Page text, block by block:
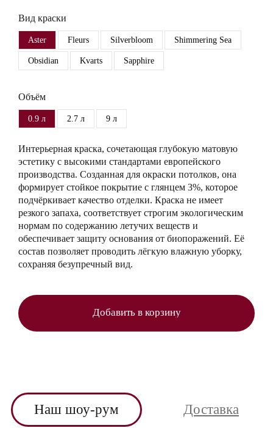
Вид краски
Aster Fleurs Silverbloom Shimmering Sea
Obsidian Kvarts Sapphire
Объём
0.9 л 2.7 л 9 л
Интерьерная краска, сочетающая глубокую матовую
эстетику с высокими стандартами европейского
производства. Созданная для окраски потолков, она
формирует стойкое покрытие с глянцем 3%, которое
подчёркивает качество отделки. Краска не имеет
резкого запаха, соответствует строгим экологическим
нормам по содержанию летучих веществ и
обеспечивает защиту основания от биопоражений. Её
состав позволяет проводить лёгкую влажную уборку,
сохраняя безупречный вид.
Добавить в корзину
Наш шоу-рум Доставка